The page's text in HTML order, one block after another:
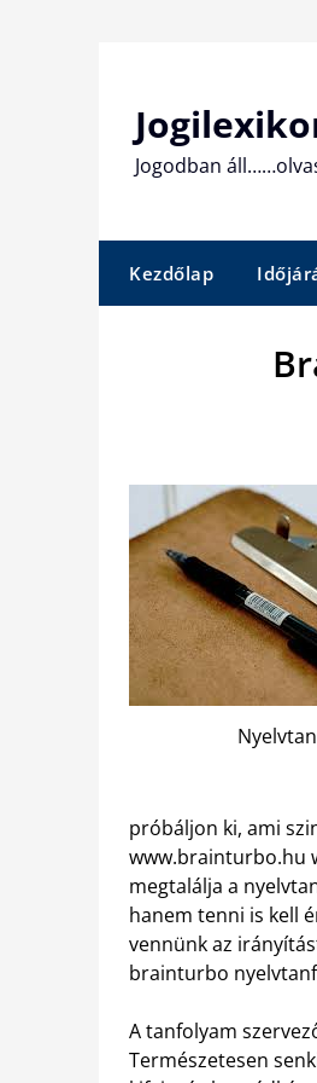
Jogodban
Kezdőlap
próbáljon ki, ami
www.brainturbo.hu
megtalálja a
hanem tenni is kell
vennünk az
brainturbo
A tanfolyam
Természetesen